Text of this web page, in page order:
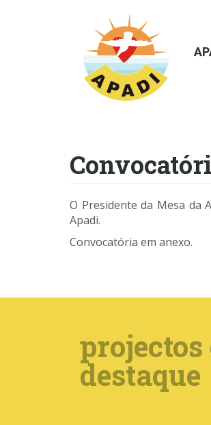
O Presidente da Mesa da
Apadi.
Convocatória em anexo.
projectos
destaque